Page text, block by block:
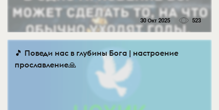
30 Окт 2025 523
🎵 Поведи нас в глубины Бога | настроение
прославление🙏